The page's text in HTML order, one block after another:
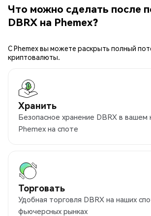
Что можно сделать после
DBRX на Phemex?
С Phemex вы можете раскрыть полный
криптовалюты.
Хранить
Безопасное хранение DBRX в вашем
Phemex на споте
Торговать
Удобная торговля DBRX на наших
фьючерсных рынках